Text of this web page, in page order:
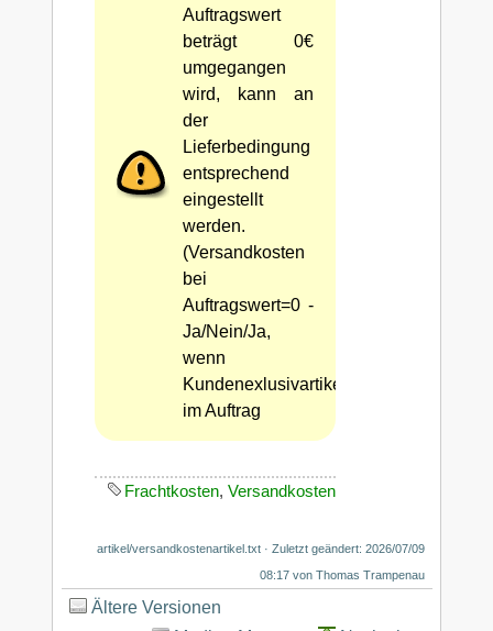
Auftragswert
beträgt 0€
umgegangen
wird, kann an
der
Lieferbedingung
entsprechend
eingestellt
werden.
(Versandkosten
bei
Auftragswert=0 -
Ja/Nein/Ja,
wenn
Kundenexlusivartikel
im Auftrag
Frachtkosten, Versandkosten
artikel/versandkostenartikel.txt · Zuletzt geändert: 2026/07/09
08:17 vonThomas Trampenau
Ältere Versionen